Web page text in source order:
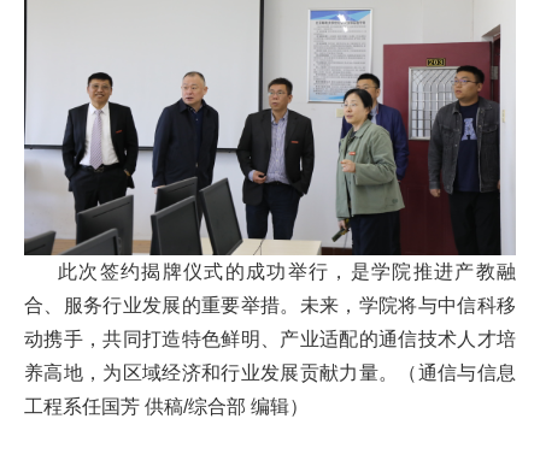
此次签约揭牌仪式的成功举行，是学院推进产教融
合、服务行业发展的重要举措。未来，学院将与中信科移
动携手，共同打造特色鲜明、产业适配的通信技术人才培
养高地，为区域经济和行业发展贡献力量。（通信与信息
工程系任国芳 供稿/综合部 编辑）